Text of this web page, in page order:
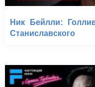
Ник Бейлли:
Станиславского